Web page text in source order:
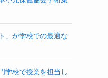
」が学校での最適な
学校で授業を担当し